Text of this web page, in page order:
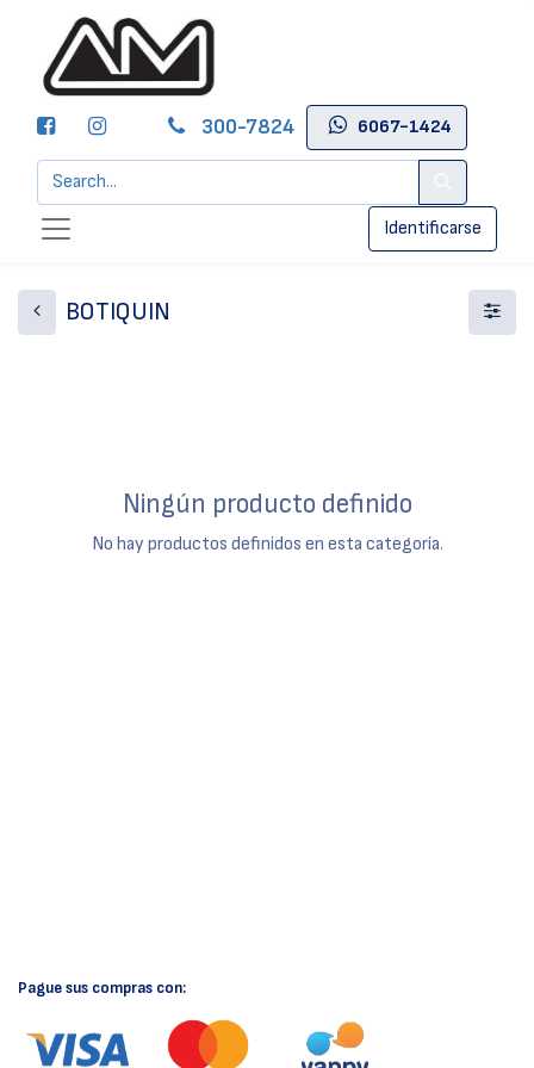
300-7824 6067-1424
Identificarse
BOTIQUIN
Ningún producto definido
No hay productos definidos en esta categoría.
Pague sus compras con: